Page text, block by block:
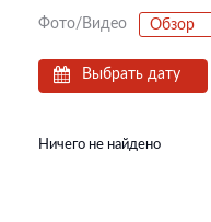
Фото/Видео Обзор
Выбрать дату
Ничего не найдено